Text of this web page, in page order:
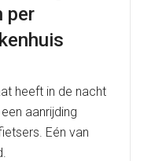
per
heeft in de nacht
aanrijding
Eén van